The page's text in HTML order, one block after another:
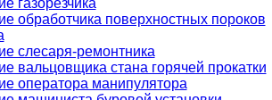
обработчика поверхностных пороков
слесаря-ремонтника
вальцовщика стана горячей прокатки
оператора манипулятора